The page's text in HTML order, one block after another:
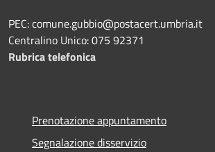
PEC: comune.gubbio@postacert.umbria.it
Centralino Unico: 075 92371
Rubrica telefonica
Prenotazione appuntamento
Segnalazione disservizio